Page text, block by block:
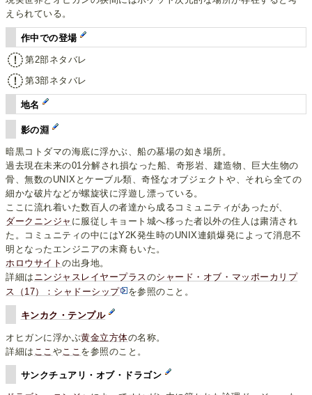
えられている。
作中での登場
第2部ネタバレ
第3部ネタバレ
地名
影の淵
暗黒コトダマの海底に浮かぶ、船の墓場の如き場所。
過去現在未来の01分解され損なった船、奇形岩、建造物、巨大生物の
骨、無数のUNIXとケーブル類、奇怪なオブジェクトや、それら全ての
細かな破片などが螺旋状に浮遊し漂っている。
ここに流れ着いた数百人の者達から成るコミュニティがあったが、
ダークニンジャ に服従しキョート城へ移った者以外の住人は粛清され
た。コミュニティの中にはY2K発生時のUNIX連鎖爆発によって消息不
明となったエンジニアの末裔もいた。
ホロウサイトの出身地。
詳細は ニンジャスレイヤープラスのシャード・オブ・マッポーカリプ
ス（17）：シャドーシップ
を参照のこと。
キンカク・テンプル
オヒガンに浮かぶ黄金立方体の名称。
詳細は ここ や ここ を参照のこと。
サンクチュアリ・オブ・ドラゴン